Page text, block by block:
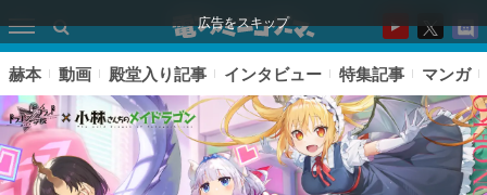
広告をスキップ
赫本 動画 殿堂入り記事 インタビュー 特集記事 マンガ